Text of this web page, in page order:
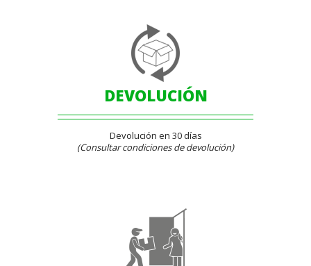
DEVOLUCIÓN
Devolución en 30 días
(Consultar condiciones de devolución)